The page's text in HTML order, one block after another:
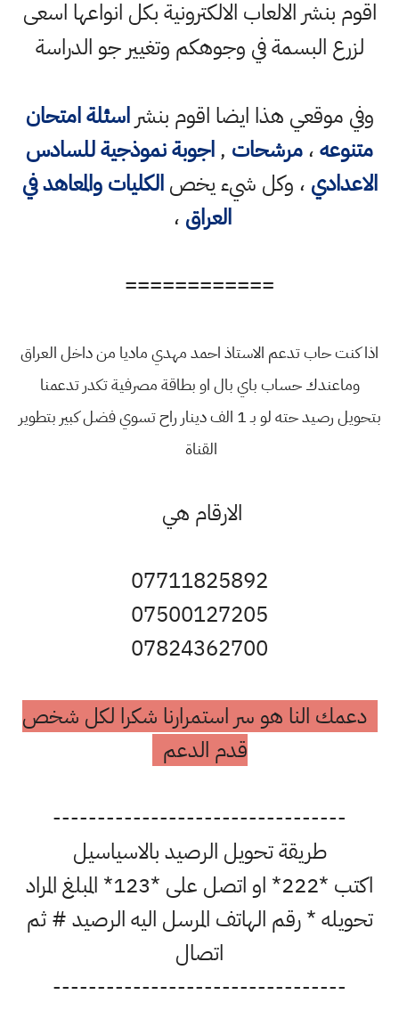
اقوم بنشر الالعاب الالكترونية بكل انواعها اسعى
لزرع البسمة في وجوهكم وتغيير جو الدراسة
وفي موقعي هذا ايضا اقوم بنشراسئلة امتحان
متنوعه،مرشحات ,اجوبة نموذجية للسادس
الاعدادي ، وكل شيء يخصالكليات والمعاهد في
العراق ،
============
اذا كنت حاب تدعم الاستاذ احمد مهدي ماديا من داخل العراق
وماعندك حساب باي بال او بطاقة مصرفية تكدر تدعمنا
بتحويل رصيد حته لو بـ 1 الف دينار راح تسوي فضل كبير بتطوير
القناة
الارقام هي
07711825892
07500127205
07824362700
دعمك النا هو سر استمرارنا شكرا لكل شخص
قدم الدعم
---------------------------------
طريقة تحويل الرصيد بالاسياسيل
اكتب *222* او اتصل على *123* المبلغ المراد
تحويله * رقم الهاتف المرسل اليه الرصيد # ثم
اتصال
---------------------------------